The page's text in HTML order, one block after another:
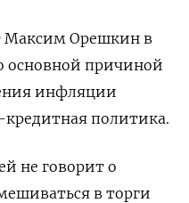
Максим Орешкин в
основной причиной
инфляции
политика.
не говорит о
в торги